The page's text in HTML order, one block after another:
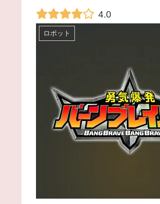
4.0
ロボット